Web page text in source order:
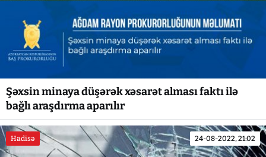
Şəxsin minaya düşərək xəsarət alması faktı ilə
bağlı araşdırma aparılır
Hadisə 24-08-2022, 21:02